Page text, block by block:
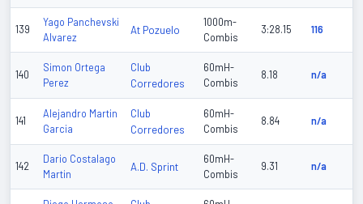
139
Yago Panchevski
Alvarez
At Pozuelo
1000m-
Combis
3:28.15 116
140
Simon Ortega
Perez
Club
Corredores
60mH-
Combis
8.18 n/a
141
Alejandro Martin
Garcia
Club
Corredores
60mH-
Combis
8.84 n/a
142
Dario Costalago
Martin
A.D. Sprint
60mH-
Combis
9.31 n/a